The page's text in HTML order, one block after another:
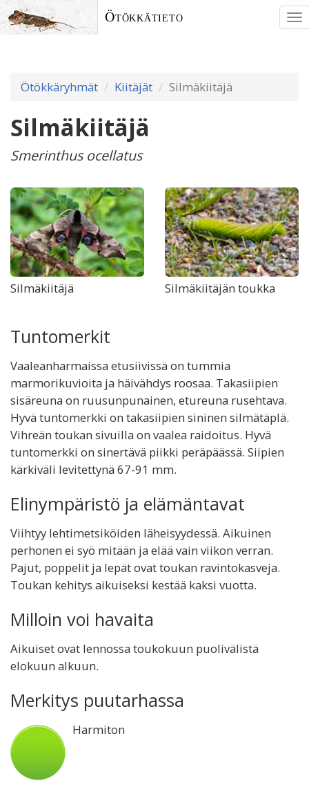
Ötökkätieto
Ötökkäryhmät Kiitäjät Silmäkiitäjä
Silmäkiitäjä
Smerinthus ocellatus
Silmäkiitäjä Silmäkiitäjän toukka
Tuntomerkit
Vaaleanharmaissa etusiivissä on tummia
marmorikuvioita ja häivähdys roosaa. Takasiipien
sisäreuna on ruusunpunainen, etureuna rusehtava.
Hyvä tuntomerkki on takasiipien sininen silmätäplä.
Vihreän toukan sivuilla on vaalea raidoitus. Hyvä
tuntomerkki on sinertävä piikki peräpäässä. Siipien
kärkiväli levitettynä 67-91 mm.
Elinympäristö ja elämäntavat
Viihtyy lehtimetsiköiden läheisyydessä. Aikuinen
perhonen ei syö mitään ja elää vain viikon verran.
Pajut, poppelit ja lepät ovat toukan ravintokasveja.
Toukan kehitys aikuiseksi kestää kaksi vuotta.
Milloin voi havaita
Aikuiset ovat lennossa toukokuun puolivälistä
elokuun alkuun.
Merkitys puutarhassa
Harmiton